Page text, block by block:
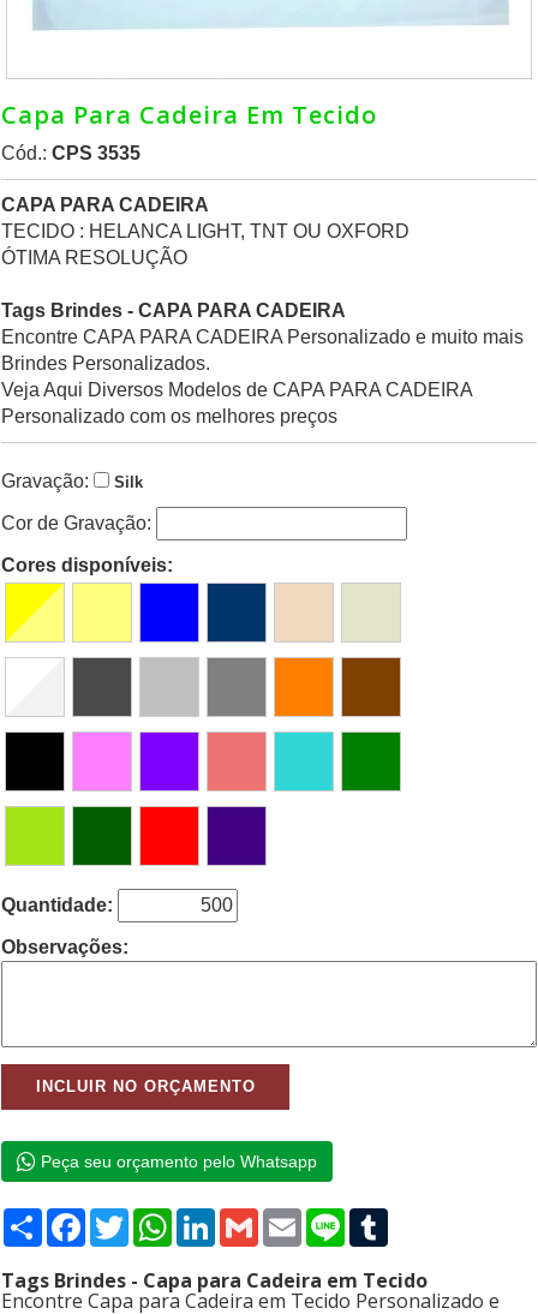
Capa Para Cadeira Em Tecido
Cód.: CPS 3535
CAPA PARA CADEIRA
TECIDO : HELANCA LIGHT, TNT OU OXFORD
ÓTIMA RESOLUÇÃO
Tags Brindes - CAPA PARA CADEIRA
Encontre CAPA PARA CADEIRA Personalizado e muito mais
Brindes Personalizados.
Veja Aqui Diversos Modelos de CAPA PARA CADEIRA
Personalizado com os melhores preços
Gravação: Silk
Cor de Gravação:
Cores disponíveis:
Quantidade:
Observações:
Peça seu orçamento pelo Whatsapp
Compartilhar
Facebook
TwitterWhatsApp
LinkedIn
GmailEmailLine
Tags Brindes - Capa para Cadeira em Tecido
Encontre Capa para Cadeira em Tecido Personalizado e